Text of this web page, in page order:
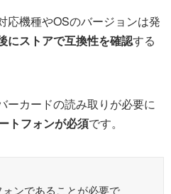
応機種やOSのバージョンは発
にストアで互換性を確認する
ーカードの読み取りが必要に
トフォンが必須です。
ンであることが必要で